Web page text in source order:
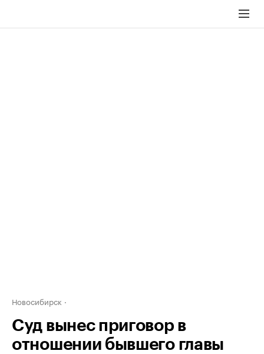
Новосибирск
Суд вынес приговор в
отношении бывшего главы